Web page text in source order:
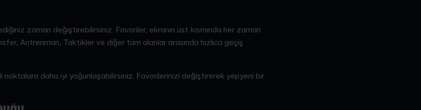
zaman değiştirebilirsiniz. Favoriler, ekranın üst kısmında her zaman
Antrenman, Taktikler ve diğer tüm alanlar arasında hızlıca geçiş
noktalara daha iyi yoğunlaşabilirsiniz. Favorilerinizi değiştirerek yepyeni bir